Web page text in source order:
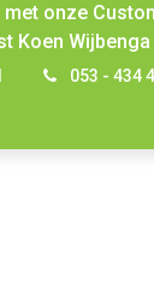
onze
Koen Wijbenga
053 - 434